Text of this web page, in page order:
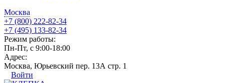
Москва
+7 (800) 222-82-34
+7 (495) 133-82-34
Режим работы:
Пн-Пт, с 9:00-18:00
Адрес:
Москва, Юрьевский пер. 13А стр. 1
Войти